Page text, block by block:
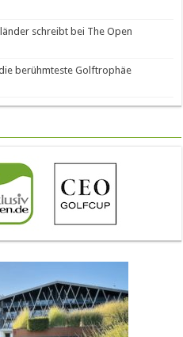
schreibt bei The Open
berühmteste Golftrophäe